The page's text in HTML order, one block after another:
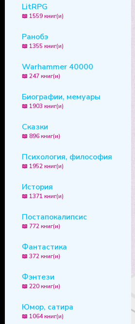
LitRPG
📖 1559 книг(и)
Ранобэ
📖 1355 книг(и)
Warhammer 40000
📖 247 книг(и)
Биографии, мемуары
📖 1903 книг(и)
Сказки
📖 896 книг(и)
Психология, философия
📖 1952 книг(и)
История
📖 1371 книг(и)
Постапокалипсис
📖 772 книг(и)
Фантастика
📖 372 книг(и)
Фэнтези
📖 220 книг(и)
Юмор, сатира
📖 1064 книг(и)